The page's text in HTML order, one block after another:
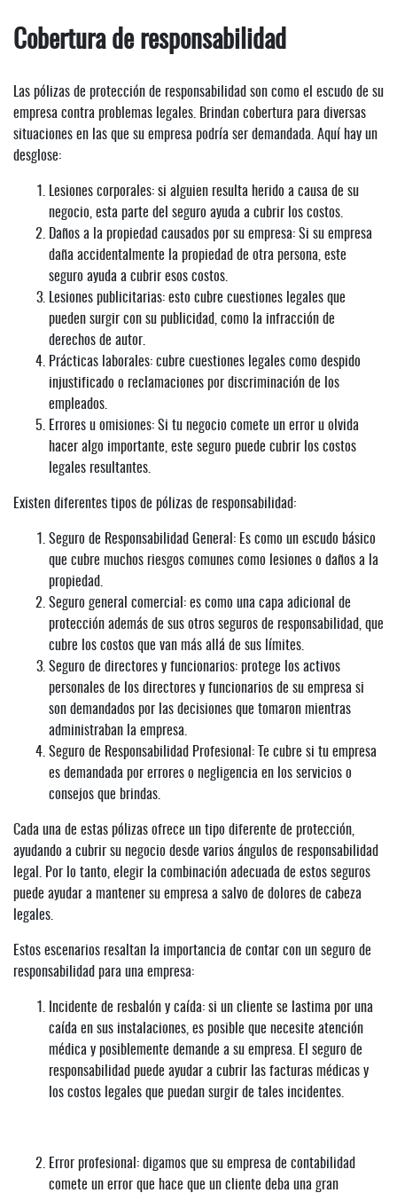
Cobertura de responsabilidad
Las pólizas de protección de responsabilidad son como el escudo de su
empresa contra problemas legales. Brindan cobertura para diversas
situaciones en las que su empresa podría ser demandada. Aquí hay un
desglose:
Lesiones corporales: si alguien resulta herido a causa de su
negocio, esta parte del seguro ayuda a cubrir los costos.
Daños a la propiedad causados por su empresa: Si su empresa
daña accidentalmente la propiedad de otra persona, este
seguro ayuda a cubrir esos costos.
Lesiones publicitarias: esto cubre cuestiones legales que
pueden surgir con su publicidad, como la infracción de
derechos de autor.
Prácticas laborales: cubre cuestiones legales como despido
injustificado o reclamaciones por discriminación de los
empleados.
Errores u omisiones: Si tu negocio comete un error u olvida
hacer algo importante, este seguro puede cubrir los costos
legales resultantes.
Existen diferentes tipos de pólizas de responsabilidad:
Seguro de Responsabilidad General: Es como un escudo básico
que cubre muchos riesgos comunes como lesiones o daños a la
propiedad.
Seguro general comercial: es como una capa adicional de
protección además de sus otros seguros de responsabilidad, que
cubre los costos que van más allá de sus límites.
Seguro de directores y funcionarios: protege los activos
personales de los directores y funcionarios de su empresa si
son demandados por las decisiones que tomaron mientras
administraban la empresa.
Seguro de Responsabilidad Profesional: Te cubre si tu empresa
es demandada por errores o negligencia en los servicios o
consejos que brindas.
Cada una de estas pólizas ofrece un tipo diferente de protección,
ayudando a cubrir su negocio desde varios ángulos de responsabilidad
legal. Por lo tanto, elegir la combinación adecuada de estos seguros
puede ayudar a mantener su empresa a salvo de dolores de cabeza
legales.
Estos escenarios resaltan la importancia de contar con un seguro de
responsabilidad para una empresa:
Incidente de resbalón y caída: si un cliente se lastima por una
caída en sus instalaciones, es posible que necesite atención
médica y posiblemente demande a su empresa. El seguro de
responsabilidad puede ayudar a cubrir las facturas médicas y
los costos legales que puedan surgir de tales incidentes.
Error profesional: digamos que su empresa de contabilidad
comete un error que hace que un cliente deba una gran